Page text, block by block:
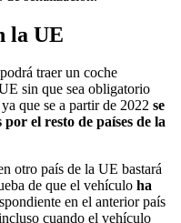
la UE
traer un coche
sin que sea obligatorio
que se a partir de 2022 se
el resto de países de la
otro país de la UE bastará
de que el vehículo ha
en el anterior país
cuando el vehículo